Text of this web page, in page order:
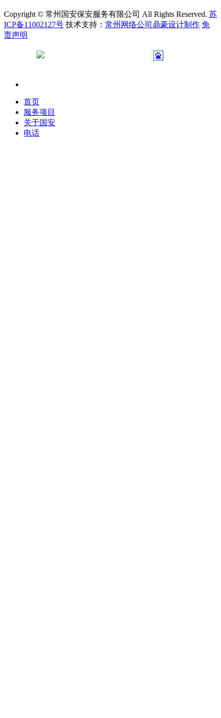
Copyright © 常州国安保安服务有限公司 All Rights Reserved. 苏
ICP备11002127号 技术支持： 常州网络公司鼎豪设计制作 免
责声明
首页
服务项目
关于国安
电话